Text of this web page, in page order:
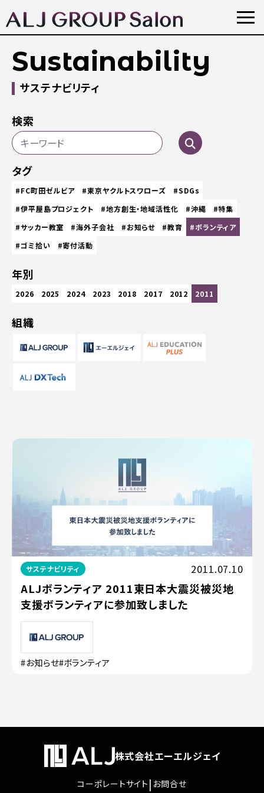
Sustainability
サステナビリティ
検索
タグ
#FC町田ゼルビア #東京ヤクルトスワローズ
#SDGs
#伊平屋島プロジェクト
#地方創生・地域活性化 #沖縄
#特集
#サッカー教室
#海外子会社 #お知らせ #教育
#ボランティア
#ゴミ拾い
#寄付活動
年別
2026 2025 2024 2023 2018 2017 2012 2011
組織
サステナビリティ 2011.07.10
ALJボランティア 2011東日本大震災被災地
支援ボランティアに参加致しました
#お知らせ#ボランティア
株式会社エーエルジェイ
コーポレートサイト | お問合せ